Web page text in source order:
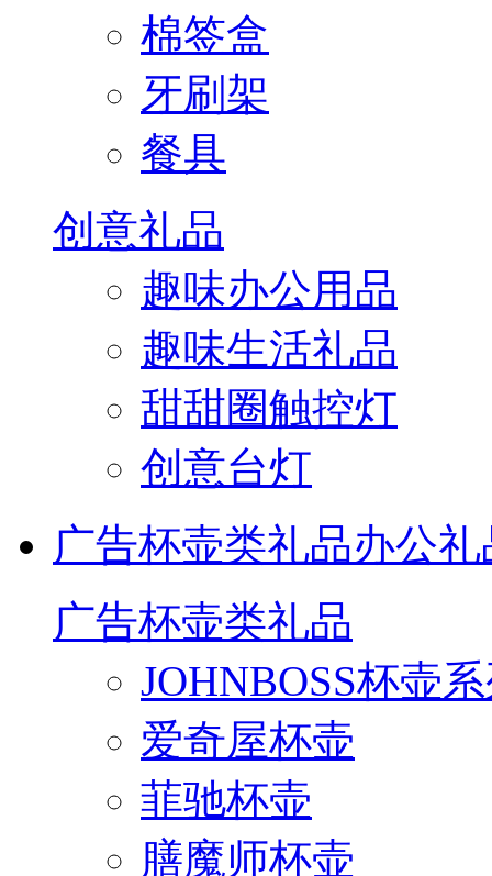
棉签盒
牙刷架
餐具
创意礼品
趣味办公用品
趣味生活礼品
甜甜圈触控灯
创意台灯
广告杯壶类礼品办公礼
广告杯壶类礼品
JOHNBOSS杯壶
爱奇屋杯壶
菲驰杯壶
膳魔师杯壶